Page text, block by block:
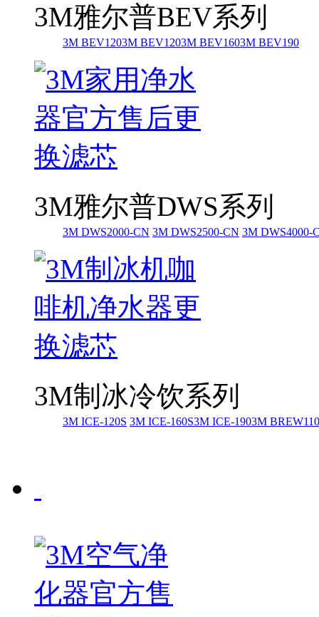
3M雅尔普BEV系列
3M BEV1203M BEV1203M BEV1603M BEV190
3M雅尔普DWS系列
3M DWS2000-CN 3M DWS2500-CN 3M DWS4000-
3M制冰冷饮系列
3M ICE-120S 3M ICE-160S3M ICE-1903M